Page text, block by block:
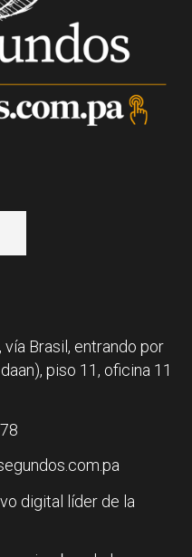
Brasil, entrando por
piso 11, oficina 11
digital líder de la